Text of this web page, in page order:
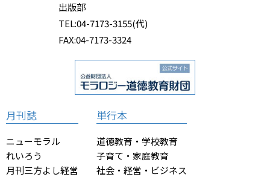
出版部
TEL:04-7173-3155(代)
FAX:04-7173-3324
月刊誌
ニューモラル
れいろう
月刊三方よし経営
単行本
道徳教育・学校教育
子育て・家庭教育
社会・経営・ビジネス